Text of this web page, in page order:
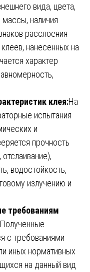
вида, цвета,
массы, наличия
расслоения
нанесенных на
характер
клея:На
испытания
и
прочность
водостойкость,
излучению и
требованиям
Полученные
с требованиями
иных нормативных
на данный вид